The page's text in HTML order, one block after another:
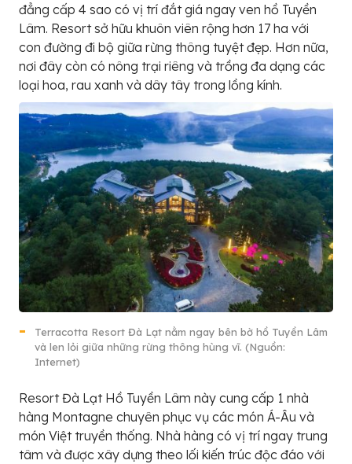
đẳng cấp 4 sao có vị trí đắt giá ngay ven hồ Tuyền
Lâm. Resort sở hữu khuôn viên rộng hơn 17 ha với
con đường đi bộ giữa rừng thông tuyệt đẹp. Hơn nữa,
nơi đây còn có nông trại riêng và trồng đa dạng các
loại hoa, rau xanh và dây tây trong lồng kính.
Terracotta Resort Đà Lạt nằm ngay bên bờ hồ Tuyền Lâm
và len lỏi giữa những rừng thông hùng vĩ. (Nguồn:
Internet)
Resort Đà Lạt Hồ Tuyền Lâm này cung cấp 1 nhà
hàng Montagne chuyên phục vụ các món Á-Âu và
món Việt truyền thống. Nhà hàng có vị trí ngay trung
tâm và được xây dựng theo lối kiến trúc độc đáo với